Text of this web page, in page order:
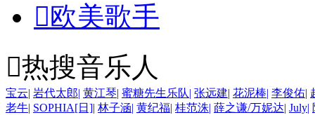
欧美歌手
热搜音乐人
宝云| 岩代太郎| 黄江琴| 蜜糖先生乐队| 张远建| 花泥棒| 李俊佑|
老牛| SOPHIA[日]| 林子涵| 黄纪福| 桂范洙| 薛之谦/万妮达| July|